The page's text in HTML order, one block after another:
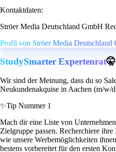
Kontaktdaten:
Ströer Media Deutschland GmbH
Profil von Ströer Media Deutschland
StudySmarter Expertenrat🤫
Wir sind der Meinung, dass du so
Neukundenakquise in Aachen (m/w/
✨Tip Nummer 1
Mach dir eine Liste von
Zielgruppe passen. Recherchiere
wie unsere Werbemöglichkeiten
bestens vorbereitet für den ersten